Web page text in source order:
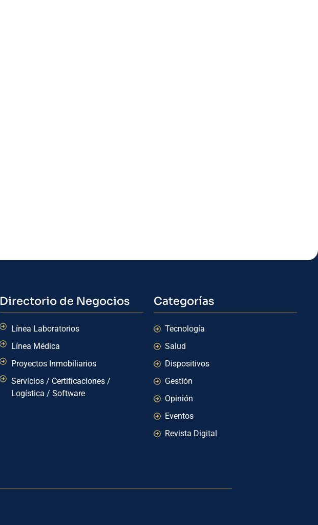
Directorio de Negocios
Línea Laboratorios
Línea Médica
Proyectos Inmobiliarios
Servicios / Certificaciones /
Logística / Software
Categorías
Tecnología
Salud
Dispositivos
Gestión
Opinión
Eventos
Revista Digital